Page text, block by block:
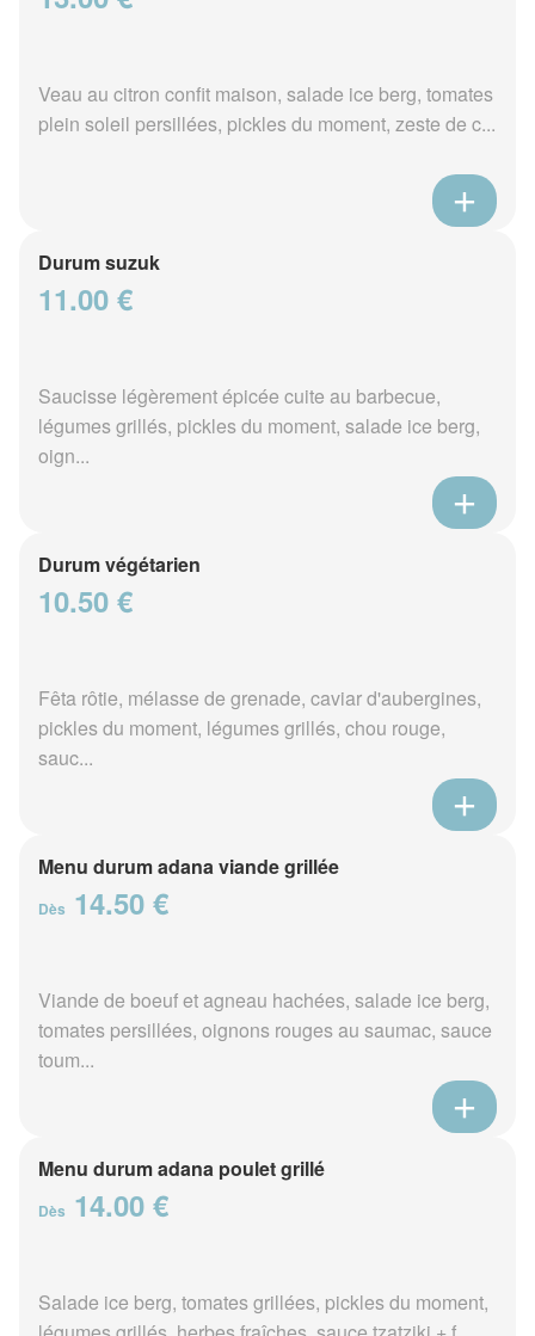
Veau au citron confit maison, salade ice berg, tomates
plein soleil persillées, pickles du moment, zeste de c...
Durum suzuk
11.00 €
Saucisse légèrement épicée cuite au barbecue,
légumes grillés, pickles du moment, salade ice berg,
oign...
Durum végétarien
10.50 €
Fêta rôtie, mélasse de grenade, caviar d'aubergines,
pickles du moment, légumes grillés, chou rouge,
sauc...
Menu durum adana viande grillée
Dès 14.50 €
Viande de boeuf et agneau hachées, salade ice berg,
tomates persillées, oignons rouges au saumac, sauce
toum...
Menu durum adana poulet grillé
Dès 14.00 €
Salade ice berg, tomates grillées, pickles du moment,